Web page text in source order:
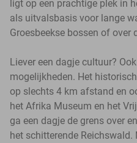
ligt op een prachtige plek in
als uitvalsbasis voor lange
Groesbeekse bossen of over
Liever een dagje cultuur?
mogelijkheden. Het
op slechts 4 km afstand en
het Afrika Museum en het
ga een dagje de grens over
het schitterende